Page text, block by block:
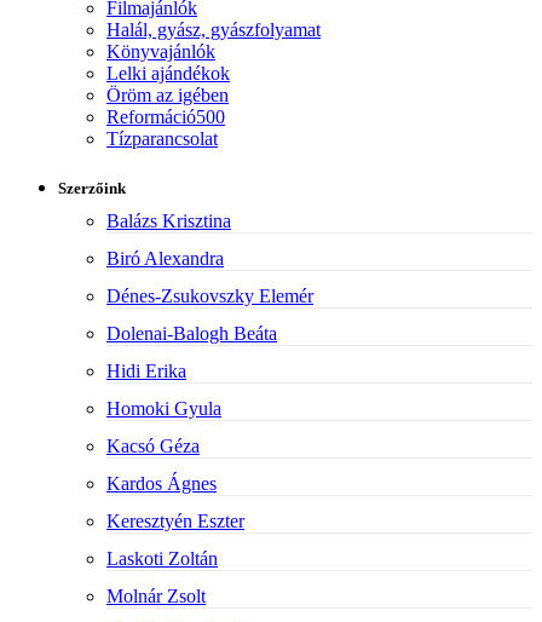
Filmajánlók
Halál, gyász, gyászfolyamat
Könyvajánlók
Lelki ajándékok
Öröm az igében
Reformáció500
Tízparancsolat
Szerzőink
Balázs Krisztina
Biró Alexandra
Dénes-Zsukovszky Elemér
Dolenai-Balogh Beáta
Hidi Erika
Homoki Gyula
Kacsó Géza
Kardos Ágnes
Keresztyén Eszter
Laskoti Zoltán
Molnár Zsolt